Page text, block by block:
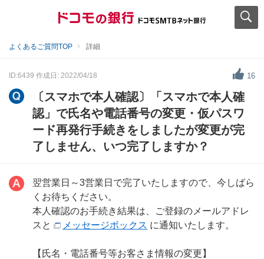
よくあるご質問TOP 詳細
ID:6439 作成日: 2022/04/18 16
〔スマホで本人確認〕「スマホで本人確
認」で氏名や電話番号の変更・仮パスワ
ード再発行手続きをしましたが変更が完
了しません、いつ完了しますか？
翌営業日～3営業日で完了いたしますので、今しばら
くお待ちください。
本人確認のお手続き結果は、ご登録のメールアドレ
スと
メッセージボックス に通知いたします。
【氏名・電話番号等お客さま情報の変更】